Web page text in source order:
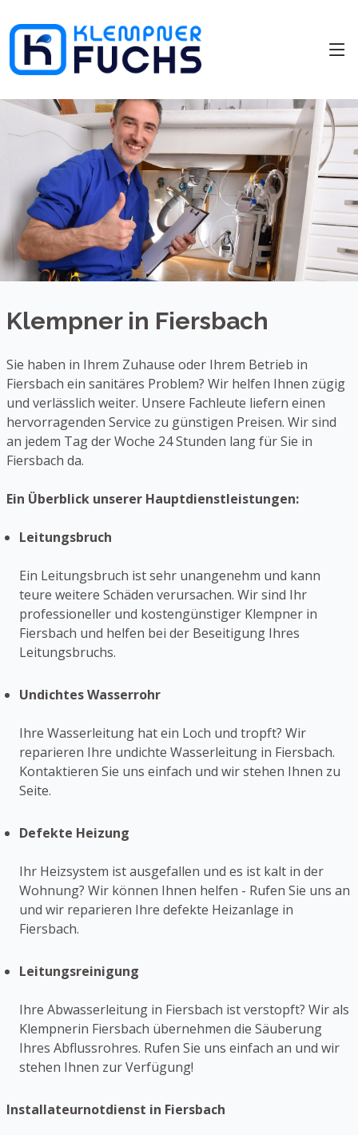
Klempner in Fiersbach
Sie haben in Ihrem Zuhause oder Ihrem Betrieb in
Fiersbach ein sanitäres Problem? Wir helfen Ihnen zügig
und verlässlich weiter. Unsere Fachleute liefern einen
hervorragenden Service zu günstigen Preisen. Wir sind
an jedem Tag der Woche 24 Stunden lang für Sie in
Fiersbach da.
Ein Überblick unserer Hauptdienstleistungen:
Leitungsbruch
Ein Leitungsbruch ist sehr unangenehm und kann
teure weitere Schäden verursachen. Wir sind Ihr
professioneller und kostengünstiger Klempner in
Fiersbach und helfen bei der Beseitigung Ihres
Leitungsbruchs.
Undichtes Wasserrohr
Ihre Wasserleitung hat ein Loch und tropft? Wir
reparieren Ihre undichte Wasserleitung in Fiersbach.
Kontaktieren Sie uns einfach und wir stehen Ihnen zu
Seite.
Defekte Heizung
Ihr Heizsystem ist ausgefallen und es ist kalt in der
Wohnung? Wir können Ihnen helfen - Rufen Sie uns an
und wir reparieren Ihre defekte Heizanlage in
Fiersbach.
Leitungsreinigung
Ihre Abwasserleitung in Fiersbach ist verstopft? Wir als
Klempnerin Fiersbach übernehmen die Säuberung
Ihres Abflussrohres. Rufen Sie uns einfach an und wir
stehen Ihnen zur Verfügung!
Installateurnotdienst in Fiersbach